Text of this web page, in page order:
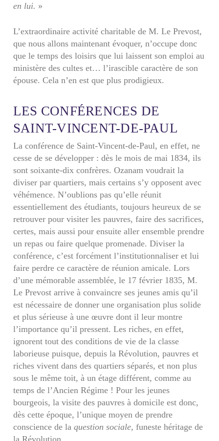
en lui. »
L’extraordinaire activité charitable de M. Le Prevost,
que nous allons maintenant évoquer, n’occupe donc
que le temps des loisirs que lui laissent son emploi au
ministère des cultes et… l’irascible caractère de son
épouse. Cela n’en est que plus prodigieux.
LES CONFÉRENCES DE
SAINT-VINCENT-DE-PAUL
La conférence de Saint-Vincent-de-Paul, en effet, ne
cesse de se développer : dès le mois de mai 1834, ils
sont soixante-dix confrères. Ozanam voudrait la
diviser par quartiers, mais certains s’y opposent avec
véhémence. N’oublions pas qu’elle réunit
essentiellement des étudiants, toujours heureux de se
retrouver pour visiter les pauvres, faire des sacrifices,
certes, mais aussi pour ensuite aller ensemble prendre
un repas ou faire quelque promenade. Diviser la
conférence, c’est forcément l’institutionnaliser et lui
faire perdre ce caractère de réunion amicale. Lors
d’une mémorable assemblée, le 17 février 1835, M.
Le Prevost arrive à convaincre ses jeunes amis qu’il
est nécessaire de donner une organisation plus solide
et plus sérieuse à une œuvre dont il leur montre
l’importance qu’il pressent. Les riches, en effet,
ignorent tout des conditions de vie de la classe
laborieuse puisque, depuis la Révolution, pauvres et
riches vivent dans des quartiers séparés, et non plus
sous le même toit, à un étage différent, comme au
temps de l’Ancien Régime ! Pour les jeunes
bourgeois, la visite des pauvres à domicile est donc,
dès cette époque, l’unique moyen de prendre
conscience de la question sociale, funeste héritage de
la Révolution.